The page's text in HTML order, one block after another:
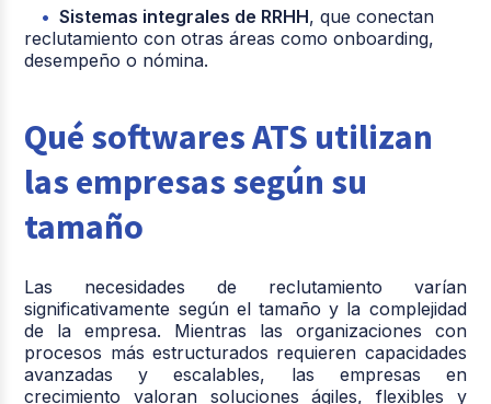
Sistemas integrales de RRHH, que conectan
reclutamiento con otras áreas como onboarding,
desempeño o nómina.
Qué softwares ATS utilizan
las empresas según su
tamaño
Las necesidades de reclutamiento varían
significativamente según el tamaño y la complejidad
de la empresa. Mientras las organizaciones con
procesos más estructurados requieren capacidades
avanzadas y escalables, las empresas en
crecimiento valoran soluciones ágiles, flexibles y